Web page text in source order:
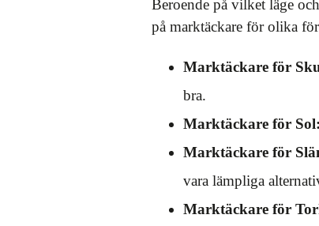
Beroende på vilket läge
på marktäckare för olika
Marktäckare för
bra.
Marktäckare för Sol:
Marktäckare för
vara lämpliga
Marktäckare för